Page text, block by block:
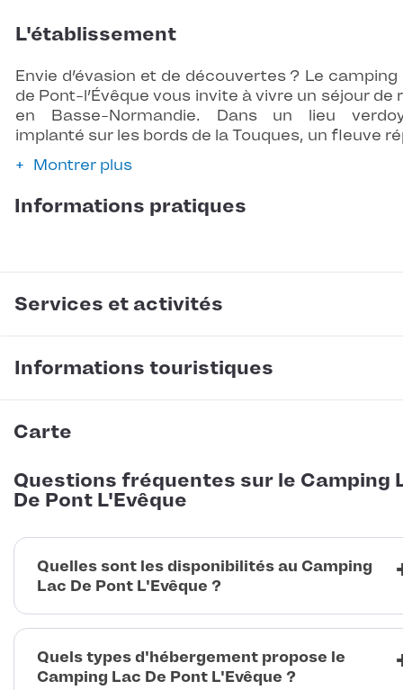
L'établissement
Envie d’évasion et de découvertes ? Le camping
de Pont-l’Évêque vous invite à vivre un séjour de
en Basse-Normandie. Dans un lieu
implanté sur les bords de la Touques, un fleuve
Montrer plus
Informations pratiques
Services et activités
Informations touristiques
Carte
Questions fréquentes sur le Camping
De Pont L'Evêque
Quelles sont les disponibilités au Camping
Lac De Pont L'Evêque ?
Quels types d'hébergement propose le
Camping Lac De Pont L'Evêque ?